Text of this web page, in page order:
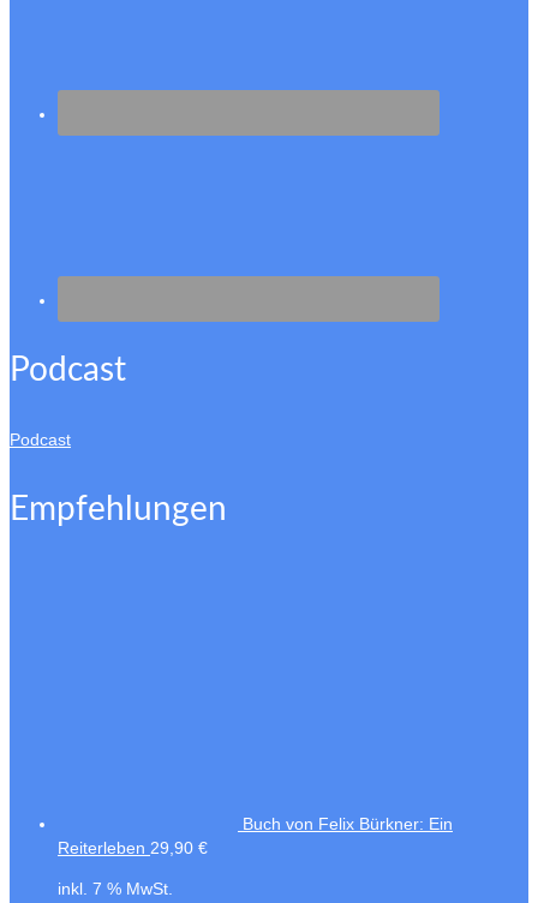
Podcast
Podcast
Empfehlungen
Buch von Felix Bürkner: Ein
Reiterleben 29,90 €
inkl. 7 % MwSt.